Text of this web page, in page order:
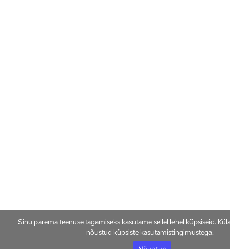
Sinu parema teenuse tagamiseks kasutame sellel lehel küpsiseid.
nõustud küpsiste kasutamistingimustega.